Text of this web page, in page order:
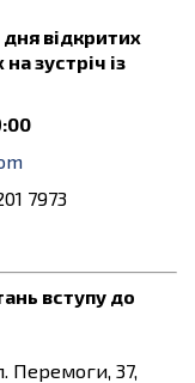
дня відкритих
зустріч із
7973
вступу до
Перемоги, 37,